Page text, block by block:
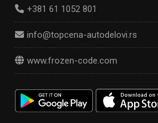
+381 61 1052 801
info@topcena-autodelovi.rs
www.frozen-code.com